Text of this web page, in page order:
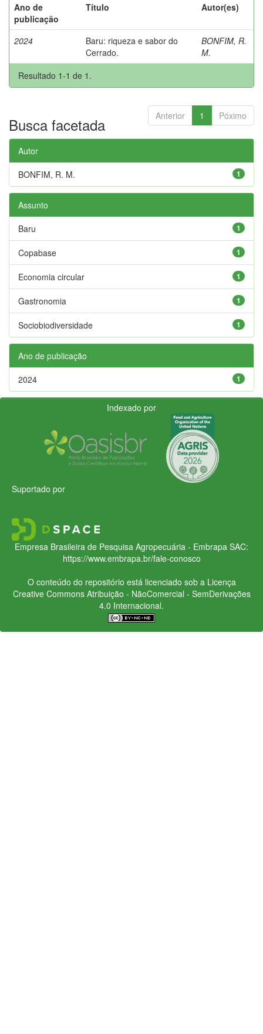
Ano de
publicação
Título Autor(es)
2024
Baru: riqueza e sabor do
Cerrado.
BONFIM, R.
M.
Resultado 1-1 de 1.
Anterior 1 Póximo
Busca facetada
Autor
1
BONFIM, R. M.
Assunto
1
Baru
1
Copabase
1
Economia circular
1
Gastronomia
1
Sociobiodiversidade
Ano de publicação
1
2024
Indexado por
Suportado por
Empresa Brasileira de Pesquisa Agropecuária - Embrapa SAC:
https://www.embrapa.br/fale-conosco
O conteúdo do repositório está licenciado sob a Licença
Creative CommonsAtribuição - NãoComercial - SemDerivações
4.0 Internacional.